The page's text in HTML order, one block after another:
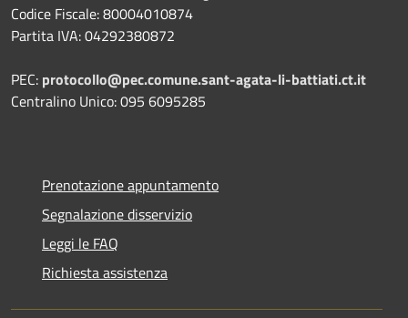
Codice Fiscale: 80004010874
Partita IVA: 04292380872
PEC: protocollo@pec.comune.sant-agata-li-battiati.ct.it
Centralino Unico: 095 6095285
Prenotazione appuntamento
Segnalazione disservizio
Leggi le FAQ
Richiesta assistenza